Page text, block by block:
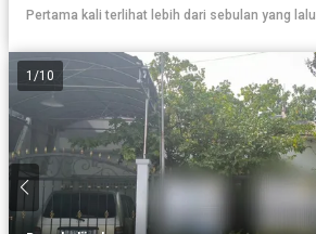
Pertama kali terlihat lebih dari sebulan yang lalu
1 /10